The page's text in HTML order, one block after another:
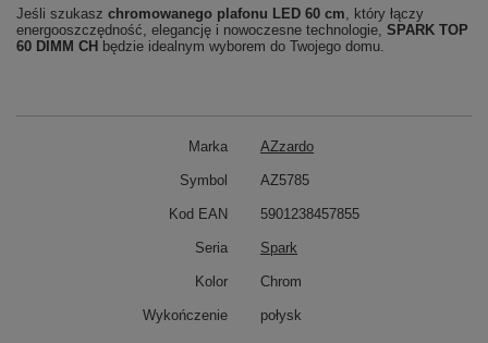
Jeśli szukasz chromowanego plafonu LED 60 cm, który łączy
energooszczędność, elegancję i nowoczesne technologie, SPARK TOP
60 DIMM CH będzie idealnym wyborem do Twojego domu.
Marka AZzardo
Symbol AZ5785
Kod EAN 5901238457855
Seria Spark
Kolor Chrom
Wykończenie połysk